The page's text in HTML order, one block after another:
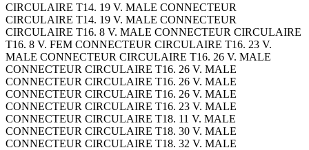
CIRCULAIRE T14. 19 V. MALE CONNECTEUR
CIRCULAIRE T14. 19 V. MALE CONNECTEUR
CIRCULAIRE T16. 8 V. MALE CONNECTEUR CIRCULAIRE
T16. 8 V. FEM CONNECTEUR CIRCULAIRE T16. 23 V.
MALE CONNECTEUR CIRCULAIRE T16. 26 V. MALE
CONNECTEUR CIRCULAIRE T16. 26 V. MALE
CONNECTEUR CIRCULAIRE T16. 26 V. MALE
CONNECTEUR CIRCULAIRE T16. 26 V. MALE
CONNECTEUR CIRCULAIRE T16. 23 V. MALE
CONNECTEUR CIRCULAIRE T18. 11 V. MALE
CONNECTEUR CIRCULAIRE T18. 30 V. MALE
CONNECTEUR CIRCULAIRE T18. 32 V. MALE